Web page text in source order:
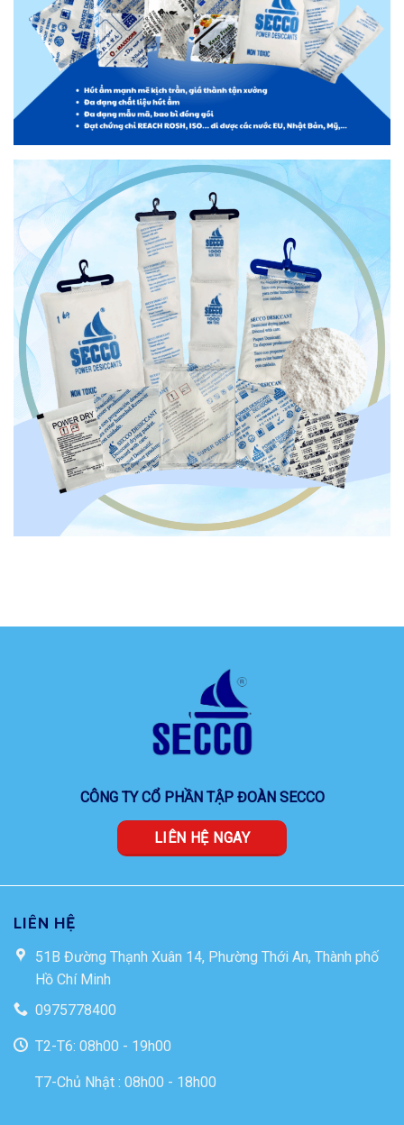
CÔNG TY CỔ PHẦN TẬP ĐOÀN SECCO
LIÊN HỆ NGAY
LIÊN HỆ
51B Đường Thạnh Xuân 14, Phường Thới An, Thành phố
Hồ Chí Minh
0975778400
T2-T6: 08h00 - 19h00
T7-Chủ Nhật : 08h00 - 18h00